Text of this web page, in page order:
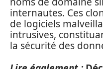
internautes. Ces
de logiciels
intrusives,
la sécurité des